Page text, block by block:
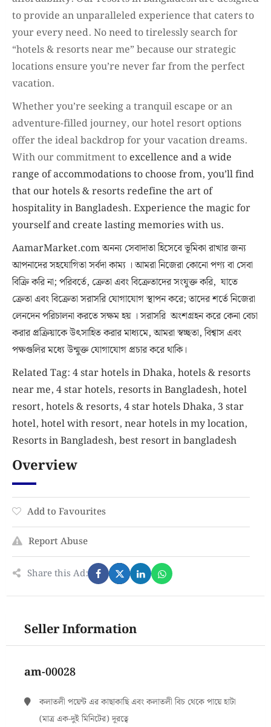
to provide an unparalleled experience that caters to
your every need. No need to tirelessly search for
“hotels & resorts near me” because our strategic
locations ensure you’re never far from the perfect
vacation.
Whether you’re seeking a tranquil escape or an
adventure-filled journey, our hotel resort options
offer the ideal backdrop for your vacation dreams.
With our commitment to excellence and a wide
range of accommodations to choose from, you’ll find
that our hotels & resorts redefine the art of
hospitality in Bangladesh. Experience the magic for
yourself and create lasting memories with us.
AamarMarket.com অনন্য সেবাদাতা হিসেবে ভূমিকা রাখার জন্য
আপনাদের সহযোগিতা সর্বদা কাম্য । আমরা নিজেরা কোনো পণ্য বা সেবা
বিক্রি করি না; পরিবর্তে, ক্রেতা এবং বিক্রেতাদের সংযুক্ত করি, যাতে
ক্রেতা এবং বিক্রেতা সরাসরি যোগাযোগ স্থাপন করে; তাদের শর্তে নিজেরা
লেনদেন পরিচালনা করতে সক্ষম হয় । সরাসরি অংশগ্রহন করে কেনা বেচা
করার প্রক্রিয়াকে উৎসাহিত করার মাধ্যমে, আমরা স্বচ্ছতা, বিশ্বাস এবং
পক্ষগুলির মধ্যে উন্মুক্ত যোগাযোগ প্রচার করে থাকি।
Related Tag: 4 star hotels in Dhaka, hotels & resorts
near me, 4 star hotels, resorts in Bangladesh, hotel
resort, hotels & resorts, 4 star hotels Dhaka, 3 star
hotel, hotel with resort, near hotels in my location,
Resorts in Bangladesh, best resort in bangladesh
Overview
Add to Favourites
Report Abuse
Share this Ad:
Seller Information
am-00028
কলাতলী পয়েন্ট এর কাছাকাছি এবং কলাতলী বিচ থেকে পায়ে হাটা
(মাত্র এক-দুই মিনিটের) দূরত্বে